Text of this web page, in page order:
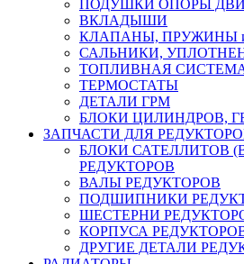
ПОДУШКИ ОПОРЫ
ВКЛАДЫШИ
КЛАПАНЫ, ПРУЖИНЫ и
САЛЬНИКИ,
ТОПЛИВНАЯ
ТЕРМОСТАТЫ
ДЕТАЛИ ГРМ
БЛОКИ ЦИЛИНДРОВ,
ЗАПЧАСТИ ДЛЯ
БЛОКИ САТЕЛЛИТОВ
РЕДУКТОРОВ
ВАЛЫ РЕДУКТОРОВ
ПОДШИПНИКИ
ШЕСТЕРНИ
КОРПУСА
ДРУГИЕ ДЕТАЛИ